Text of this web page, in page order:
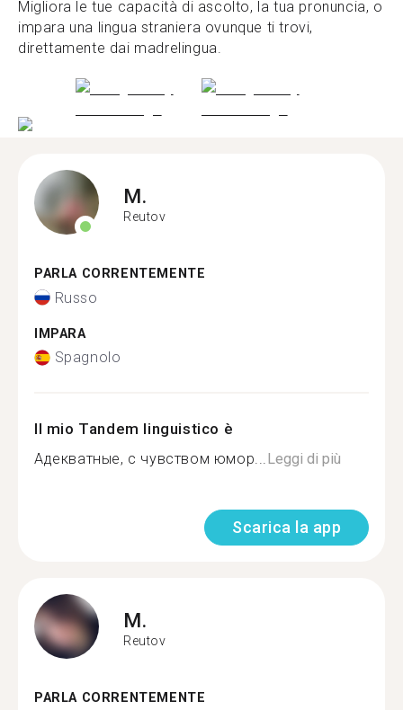
Migliora le tue capacità di ascolto, la tua pronuncia, o
impara una lingua straniera ovunque ti trovi,
direttamente dai madrelingua.
M.
Reutov
PARLA CORRENTEMENTE
Russo
IMPARA
Spagnolo
Il mio Tandem linguistico è
Адекватные, с чувством юмор...Leggi di più
Scarica la app
M.
Reutov
PARLA CORRENTEMENTE